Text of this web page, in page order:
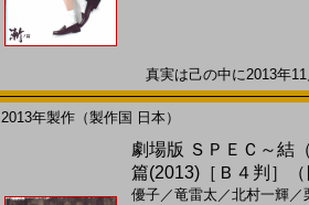
真実は己の中に2013年
2013年製作（製作国 日本）
劇場版 ＳＰＥＣ～結
篇(2013)［Ｂ４判］
優子／竜雷太 ／北村一輝／